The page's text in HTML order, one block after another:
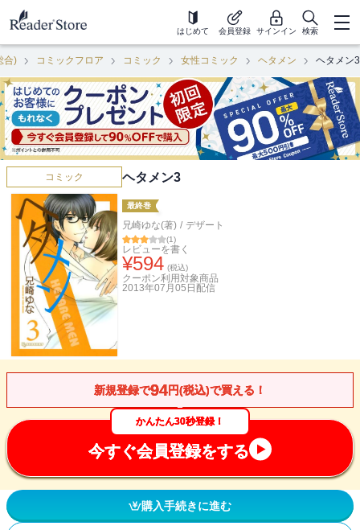
はじめて 会員登録 サインイン 検索
合) コミックフロア コミック 女性コミック ヘタメン ヘタメン3
コミック ヘタメン3
最終巻
兄崎ゆな(著) / デザート
(1)
レビューを書く
¥594 (税込)
クーポン利用対象商品
2013年07月05日 配信
新規登録で94円(税込)で買える！
かんたん30秒登録！
今すぐ会員登録をする
購入手続きに進む